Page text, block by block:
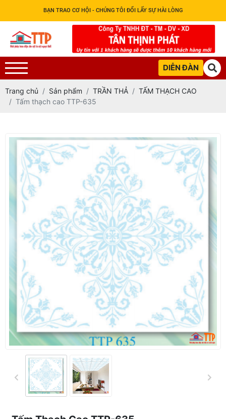
BẠN TRAO CƠ HỘI - CHÚNG TÔI ĐỔI LẤY SỰ HÀI LÒNG
DIỄN ĐÀN
Trang chủ Sản phẩm TRẦN THẢ
TẤM THẠCH CAO
Tấm thạch cao TTP-635